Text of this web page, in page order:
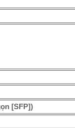
[SFP])